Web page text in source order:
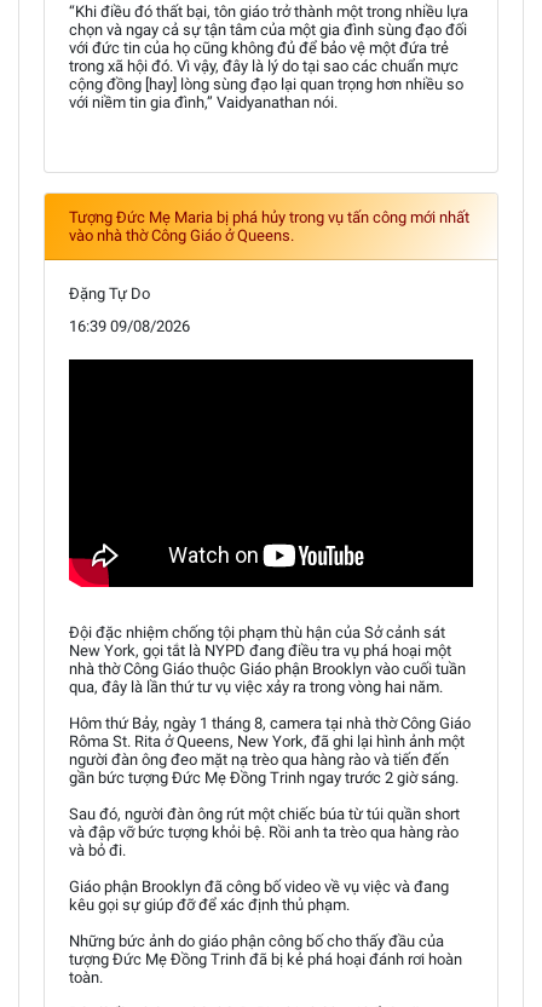
“Khi điều đó thất bại, tôn giáo trở thành một trong nhiều lựa
chọn và ngay cả sự tận tâm của một gia đình sùng đạo đối
với đức tin của họ cũng không đủ để bảo vệ một đứa trẻ
trong xã hội đó. Vì vậy, đây là lý do tại sao các chuẩn mực
cộng đồng [hay] lòng sùng đạo lại quan trọng hơn nhiều so
với niềm tin gia đình,” Vaidyanathan nói.
Tượng Đức Mẹ Maria bị phá hủy trong vụ tấn công mới nhất
vào nhà thờ Công Giáo ở Queens.
Đặng Tự Do
16:39 09/08/2026
Đội đặc nhiệm chống tội phạm thù hận của Sở cảnh sát
New York, gọi tắt là NYPD đang điều tra vụ phá hoại một
nhà thờ Công Giáo thuộc Giáo phận Brooklyn vào cuối tuần
qua, đây là lần thứ tư vụ việc xảy ra trong vòng hai năm.
Hôm thứ Bảy, ngày 1 tháng 8, camera tại nhà thờ Công Giáo
Rôma St. Rita ở Queens, New York, đã ghi lại hình ảnh một
người đàn ông đeo mặt nạ trèo qua hàng rào và tiến đến
gần bức tượng Đức Mẹ Đồng Trinh ngay trước 2 giờ sáng.
Sau đó, người đàn ông rút một chiếc búa từ túi quần short
và đập vỡ bức tượng khỏi bệ. Rồi anh ta trèo qua hàng rào
và bỏ đi.
Giáo phận Brooklyn đã công bố video về vụ việc và đang
kêu gọi sự giúp đỡ để xác định thủ phạm.
Những bức ảnh do giáo phận công bố cho thấy đầu của
tượng Đức Mẹ Đồng Trinh đã bị kẻ phá hoại đánh rơi hoàn
toàn.